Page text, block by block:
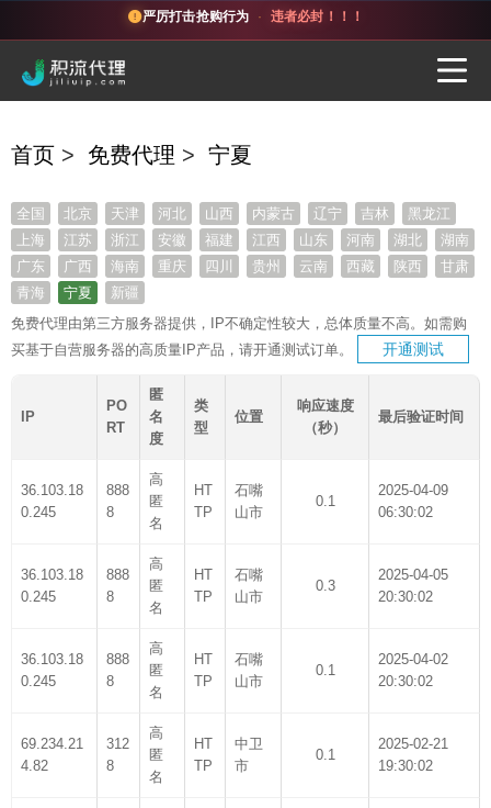
严厉打击抢购行为 · 违者必封！！！
首页 > 免费代理 > 宁夏
全国 北京 天津 河北 山西 内蒙古 辽宁 吉林
黑龙江
上海
江苏 浙江 安徽 福建 江西 山东 河南 湖北
湖南
广东
广西 海南 重庆 四川 贵州 云南 西藏 陕西
甘肃
青海
宁夏
新疆
免费代理由第三方服务器提供，IP不确定性较大，总体质量不高。如需购
买基于自营服务器的高质量IP产品，请开通测试订单。
开通测试
IP
PO
RT
匿
名
度
类
型
位置
响应速度
（秒）
最后验证时间
36.103.18
0.245
888
8
高
匿
名
HT
TP
石嘴
山市
0.1
2025-04-09
06:30:02
36.103.18
0.245
888
8
高
匿
名
HT
TP
石嘴
山市
0.3
2025-04-05
20:30:02
36.103.18
0.245
888
8
高
匿
名
HT
TP
石嘴
山市
0.1
2025-04-02
20:30:02
69.234.21
4.82
312
8
高
匿
名
HT
TP
中卫
市
0.1
2025-02-21
19:30:02